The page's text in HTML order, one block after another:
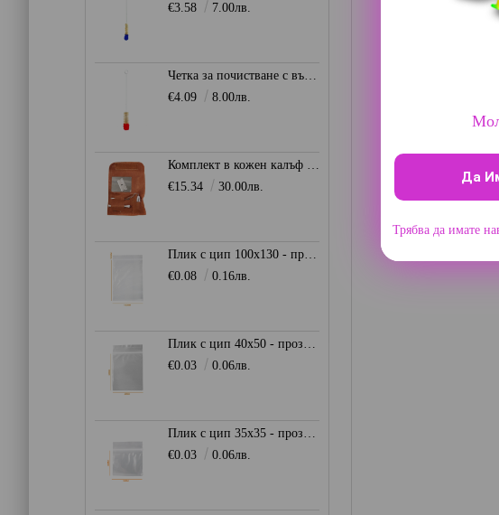
€3.58
7.00лв.
Четка за почистване с вълнен връх 50мм. - Червена
€4.09
8.00лв.
Комплект в кожен калъф - кафяв
€15.34
30.00лв.
Плик с цип 100х130 - прозрачен
€0.08
0.16лв.
Плик с цип 40х50 - прозрачен
€0.03
0.06лв.
Плик с цип 35х35 - прозрачен
€0.03
0.06лв.
Да
Трябва да имате